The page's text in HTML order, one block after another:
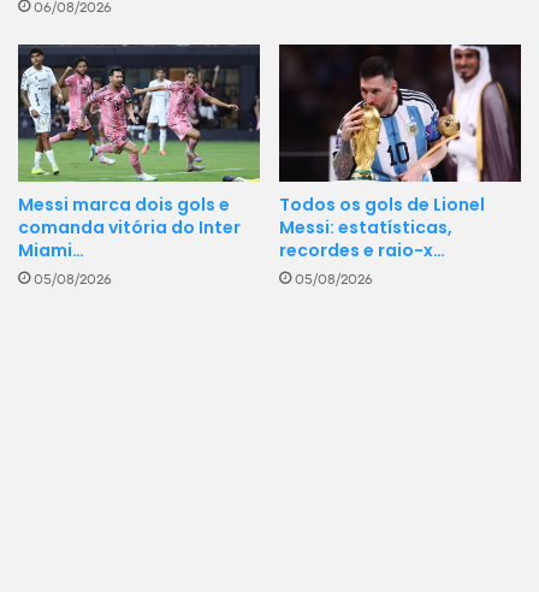
06/08/2026
Messi marca dois gols e
comanda vitória do Inter
Miami…
05/08/2026
Todos os gols de Lionel
Messi: estatísticas,
recordes e raio-x…
05/08/2026